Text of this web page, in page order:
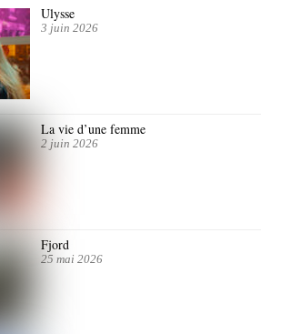
Ulysse
3 juin 2026
La vie d’une femme
2 juin 2026
Fjord
25 mai 2026